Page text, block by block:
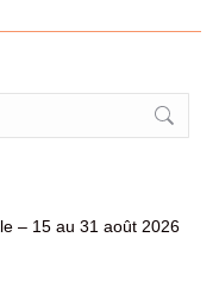
– 15 au 31 août 2026